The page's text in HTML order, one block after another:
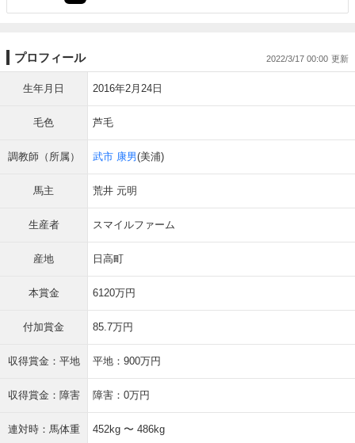
プロフィール 2022/3/17 00:00
生年月日 2016年2月24日
毛色 芦毛
調教師（所属） 武市 康男(美浦)
馬主 荒井 元明
生産者 スマイルファーム
産地 日高町
本賞金 6120万円
付加賞金 85.7万円
収得賞金：平地 平地：900万円
収得賞金：障害 障害：0万円
連対時：馬体重 452kg 〜 486kg